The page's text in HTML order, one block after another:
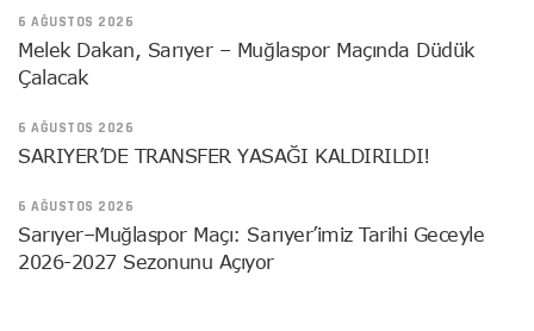
6 AĞUSTOS 2026
Melek Dakan, Sarıyer – Muğlaspor Maçında Düdük
Çalacak
6 AĞUSTOS 2026
SARIYER’DE TRANSFER YASAĞI KALDIRILDI!
6 AĞUSTOS 2026
Sarıyer–Muğlaspor Maçı: Sarıyer’imiz Tarihi Geceyle
2026-2027 Sezonunu Açıyor